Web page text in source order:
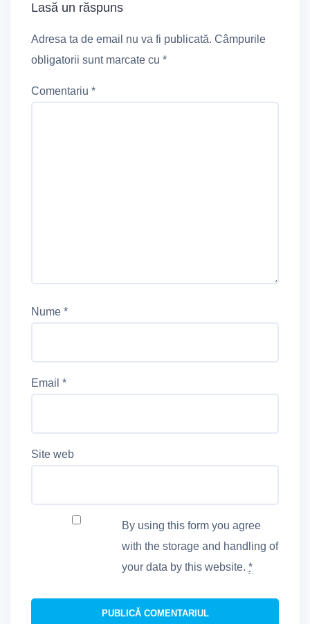
Lasă un răspuns
Adresa ta de email nu va fi publicată. Câmpurile
obligatorii sunt marcate cu *
Comentariu *
Nume *
Email *
Site web
By using this form you agree
with the storage and handling of
your data by this website. *